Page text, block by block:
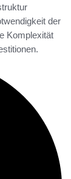
der
Komplexität